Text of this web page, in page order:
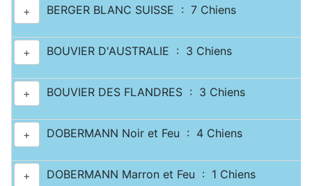
+ BERGER BLANC SUISSE : 7 Chiens
+ BOUVIER D'AUSTRALIE : 3 Chiens
+ BOUVIER DES FLANDRES : 3 Chiens
+ DOBERMANN Noir et Feu : 4 Chiens
+ DOBERMANN Marron et Feu : 1 Chiens